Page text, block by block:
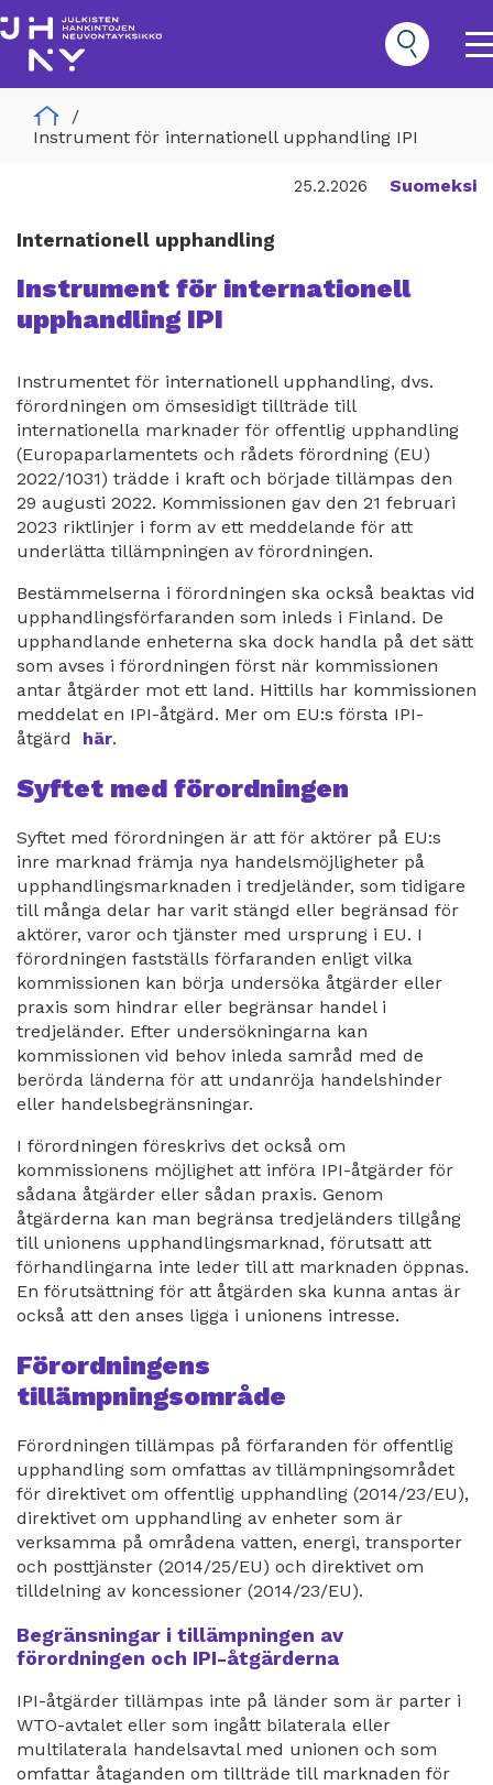
till
huvudinnehåll
Hankinnat
Home
Instrument för internationell upphandling IPI
25.2.2026 Suomeksi
Internationell upphandling
Instrument för internationell
upphandling IPI
Instrumentet för internationell upphandling, dvs.
förordningen om ömsesidigt tillträde till
internationella marknader för offentlig upphandling
(Europaparlamentets och rådets förordning (EU)
2022/1031) trädde i kraft och började tillämpas den
29 augusti 2022. Kommissionen gav den 21 februari
2023 riktlinjer i form av ett meddelande för att
underlätta tillämpningen av förordningen.
Bestämmelserna i förordningen ska också beaktas vid
upphandlingsförfaranden som inleds i Finland. De
upphandlande enheterna ska dock handla på det sätt
som avses i förordningen först när kommissionen
antar åtgärder mot ett land. Hittills har kommissionen
meddelat en IPI-åtgärd. Mer om EU:s första IPI-
åtgärd här.
Syftet med förordningen
Syftet med förordningen är att för aktörer på EU:s
inre marknad främja nya handelsmöjligheter på
upphandlingsmarknaden i tredjeländer, som tidigare
till många delar har varit stängd eller begränsad för
aktörer, varor och tjänster med ursprung i EU. I
förordningen fastställs förfaranden enligt vilka
kommissionen kan börja undersöka åtgärder eller
praxis som hindrar eller begränsar handel i
tredjeländer. Efter undersökningarna kan
kommissionen vid behov inleda samråd med de
berörda länderna för att undanröja handelshinder
eller handelsbegränsningar.
I förordningen föreskrivs det också om
kommissionens möjlighet att införa IPI-åtgärder för
sådana åtgärder eller sådan praxis. Genom
åtgärderna kan man begränsa tredjeländers tillgång
till unionens upphandlingsmarknad, förutsatt att
förhandlingarna inte leder till att marknaden öppnas.
En förutsättning för att åtgärden ska kunna antas är
också att den anses ligga i unionens intresse.
Förordningens
tillämpningsområde
Förordningen tillämpas på förfaranden för offentlig
upphandling som omfattas av tillämpningsområdet
för direktivet om offentlig upphandling (2014/23/EU),
direktivet om upphandling av enheter som är
verksamma på områdena vatten, energi, transporter
och posttjänster (2014/25/EU) och direktivet om
tilldelning av koncessioner (2014/23/EU).
Begränsningar i tillämpningen av
förordningen och IPI-åtgärderna
IPI-åtgärder tillämpas inte på länder som är parter i
WTO-avtalet eller som ingått bilaterala eller
multilaterala handelsavtal med unionen och som
omfattar åtaganden om tillträde till marknaden för